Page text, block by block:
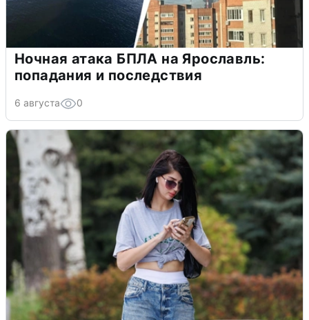
Ночная атака БПЛА на Ярославль:
попадания и последствия
6 августа 0